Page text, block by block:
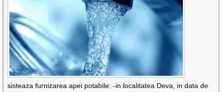
sisteaza furnizarea apei potabile: -in localitatea Deva, in data de